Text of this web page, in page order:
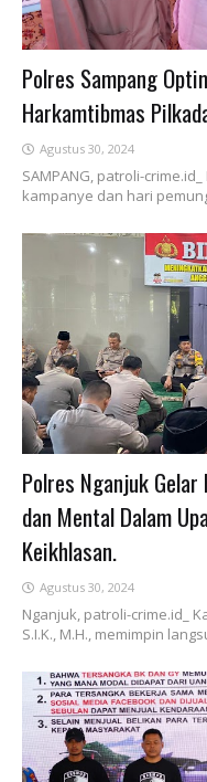
Polres Sampang
Harkamtibmas
Agustus 30, 2024
SAMPANG, patroli-
kampanye dan hari
Polres Nganjuk
dan Mental Dalam
Keikhlasan.
Agustus 30, 2024
Nganjuk, patroli-crime.id_
S.I.K., M.H., memimpin